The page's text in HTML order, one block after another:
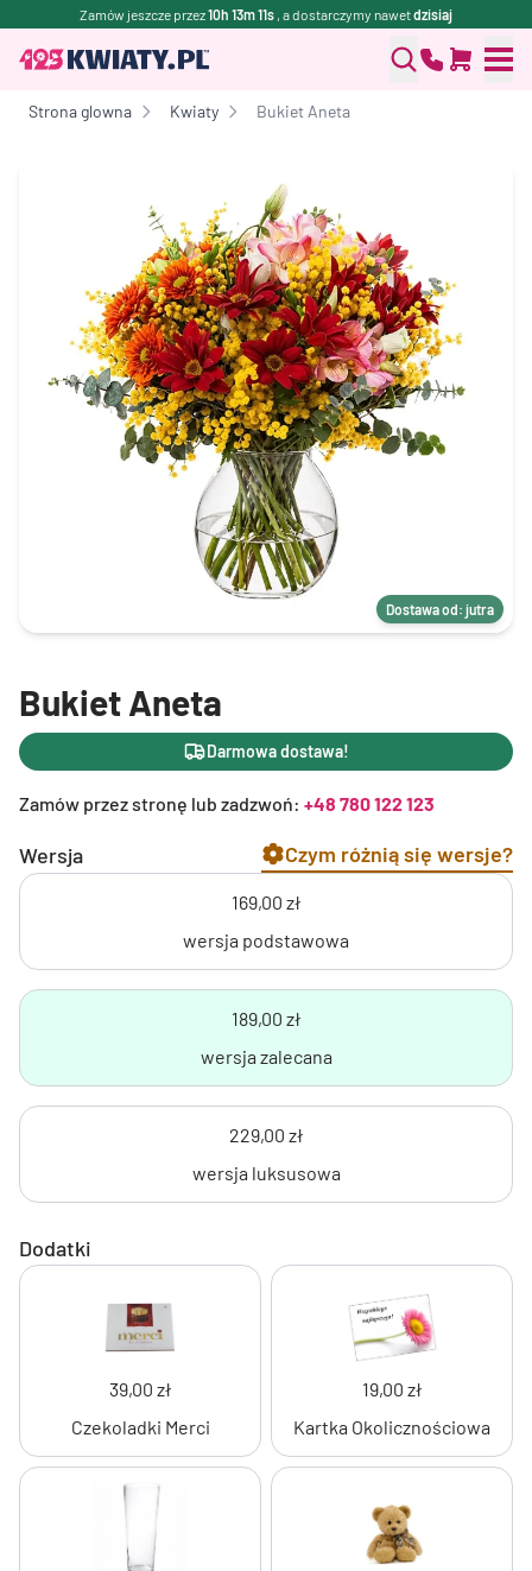
Zamów jeszcze przez10h 13m 11s , a dostarczymy nawetdzisiaj
Strona glowna Kwiaty Bukiet Aneta
Dostawa od: jutra
Bukiet Aneta
Darmowa dostawa!
Zamów przez stronę lub zadzwoń: +48 780 122 123
Wersja Czym różnią się wersje?
169,00 zł
wersja podstawowa
189,00 zł
wersja zalecana
229,00 zł
wersja luksusowa
Dodatki
39,00 zł
Czekoladki Merci
19,00 zł
Kartka Okolicznościowa